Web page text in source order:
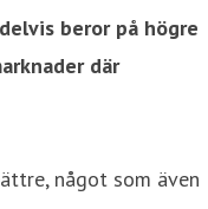
beror på högre
där
något som även